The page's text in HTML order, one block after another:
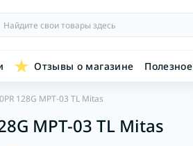
Отзывы о магазине Полезное
128G MPT-03 TL Mitas
MPT-03 TL Mitas